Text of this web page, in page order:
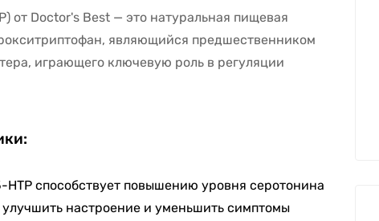
от Doctor's Best — это натуральная пищевая
являющийся предшественником
играющего ключевую роль в регуляции
HTP способствует повышению уровня серотонина
улучшить настроение и уменьшить симптомы